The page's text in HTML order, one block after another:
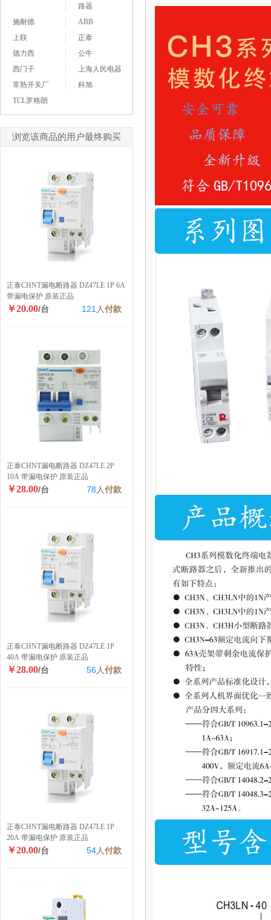
路器
施耐德
ABB
上联
正泰
德力西
公牛
西门子
上海人民电器
常熟开关厂
科旭
TCL罗格朗
浏览该商品的用户最终购买
正泰CHNT漏电断路器 DZ47LE 1P 6A
带漏电保护 原装正品
￥20.00/台 121 人付款
正泰CHNT漏电断路器 DZ47LE 2P
10A 带漏电保护 原装正品
￥28.00/台 78 人付款
正泰CHNT漏电断路器 DZ47LE 1P
40A 带漏电保护 原装正品
￥28.00/台 56人付款
正泰CHNT漏电断路器 DZ47LE 1P
20A 带漏电保护 原装正品
￥20.00/台 54人付款